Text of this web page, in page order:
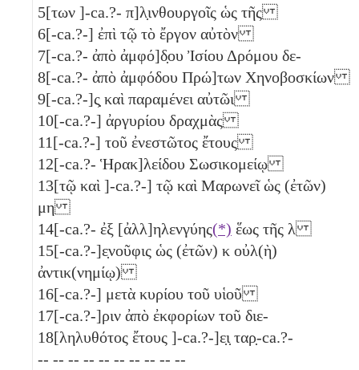
5[των ]-ca.?- π]λ̣ινθουργοῖς ὡς τῆς
6[-ca.?-] ἐπὶ τῷ τὸ ἔργον αὐτὸν
7[-ca.?- ἀπὸ ἀμφό]δ̣ου Ἰσίου Δρόμου δε-
8[-ca.?- ἀπὸ ἀμφόδου Πρώ]των Χηνοβοσκίων
9[-ca.?-]ς̣ καὶ παραμένει αὐτῶι
10[-ca.?-] ἀργυρίου δραχμὰς
11[-ca.?-] τοῦ ἐνεστῶτος ἔτους
12[-ca.?- Ἡρακ]λείδου Σωσικομείῳ
13[τῷ καὶ ]-ca.?-] τῷ καὶ Μαρωνεῖ ὡς (ἐτῶν)
μη
14[-ca.?- ἐξ [ἀλλ]ηλενγύης(*) ἕως τῆς λ
15[-ca.?-]ε̣νοῦφις ὡς (ἐτῶν) κ οὐλ(ὴ)
ἀντικ(νημίῳ)
16[-ca.?-] μετὰ κυρίου τοῦ υἱοῦ
17[-ca.?-]ριν ἀπὸ ἐκφορίων τοῦ διε-
18[ληλυθότος ἔτους ]-ca.?-]ε̣ι̣ ταρ̣-ca.?-
-- -- -- -- -- -- -- -- -- --